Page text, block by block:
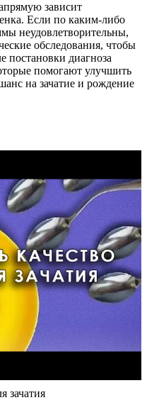
зависит
Если по каким-либо
неудовлетворительны,
обследования, чтобы
постановки диагноза
помогают улучшить
на зачатие и рождение
зачатия